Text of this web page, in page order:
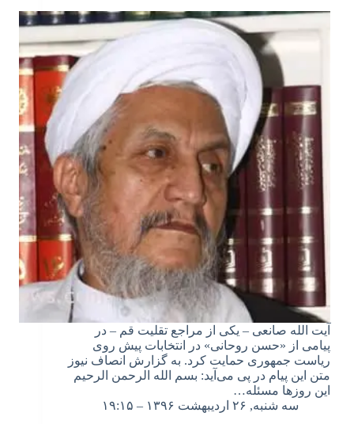
آیت الله صانعی – یکی از مراجع تقلیت قم – در
پیامی از «حسن روحانی» در انتخابات پیش روی
ریاست جمهوری حمایت کرد. به گزارش انصاف نیوز
متن این پیام در پی می‌آید: بسم الله الرحمن الرحیم
این روزها مسئله…
سه شنبه, ۲۶ اردیبهشت ۱۳۹۶ – ۱۹:۱۵